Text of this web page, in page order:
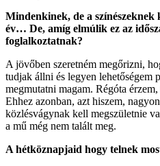
Mindenkinek, de a színészeknek
év… De, amíg elmúlik ez az
foglalkoztatnak?
A jövőben szeretném megőrizni,
tudjak állni és legyen lehetőségem
megmutatni magam. Régóta
Ehhez azonban, azt hiszem,
közlésvágynak kell megszületnie
a mű még nem talált meg.
A hétköznapjaid hogy telnek